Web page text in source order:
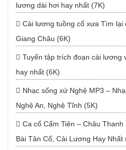
lương dài hơi hay nhất (7K)
Cải lương tuồng cổ xưa Tìm lại
Giang Châu (6K)
Tuyển tập trích đoạn cải lương
hay nhất (6K)
Nhạc sống xứ Nghệ MP3 –
Nghệ An, Nghệ Tĩnh (5K)
Ca cổ Cẩm Tiên – Châu
Bài Tân Cổ, Cải Lương Hay Nhất